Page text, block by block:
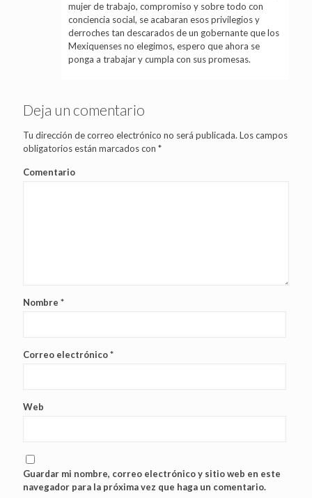
mujer de trabajo, compromiso y sobre todo con
conciencia social, se acabaran esos privilegios y
derroches tan descarados de un gobernante que los
Mexiquenses no elegimos, espero que ahora se
ponga a trabajar y cumpla con sus promesas.
Deja un comentario
Tu dirección de correo electrónico no será publicada. Los campos
obligatorios están marcados con *
Comentario
Nombre *
Correo electrónico*
Web
Guardar mi nombre, correo electrónico y sitio web en este
navegador para la próxima vez que haga un comentario.